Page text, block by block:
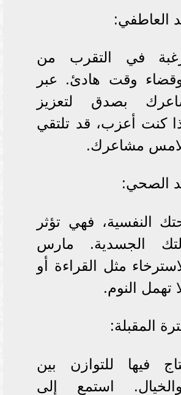
العاطفي:
في التقرب من
وقت هادئ. عبر
بصدق لتعزيز
إذا كنت أعزب، قد تلتقي
مشاعرك.
الصحي:
النفسية، فهي تؤثر
الجسدية. مارس
مثل القراءة أو
تهمل النوم.
المقبلة:
فيها للتوازن بين
استمع إلى